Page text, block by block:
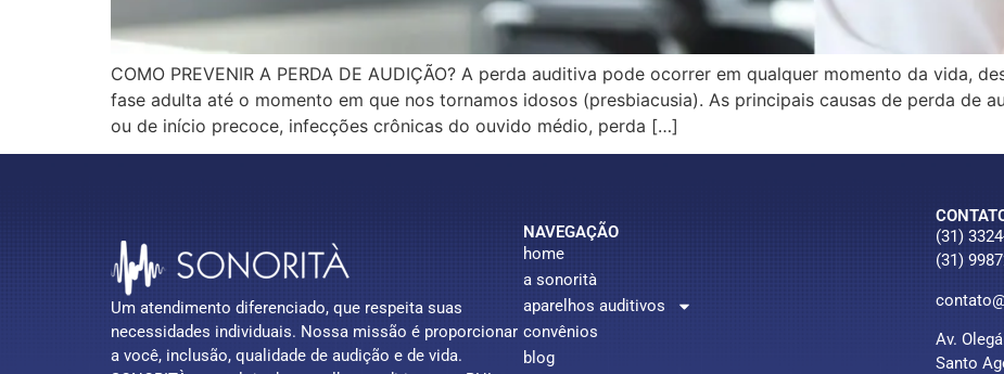
COMO PREVENIR A PERDA DE AUDIÇÃO? A perda auditiva pode ocorrer em qualquer momento da vida,
fase adulta até o momento em que nos tornamos idosos (presbiacusia). As principais causas de perda de
ou de início precoce, infecções crônicas do ouvido médio, perda […]
Um atendimento diferenciado, que respeita suas
necessidades individuais. Nossa missão é proporcionar
a você, inclusão, qualidade de audição e de vida.
NAVEGAÇÃO
home
a sonorità
aparelhos auditivos
convênios
blog
(31)
(31)
Av.
Santo